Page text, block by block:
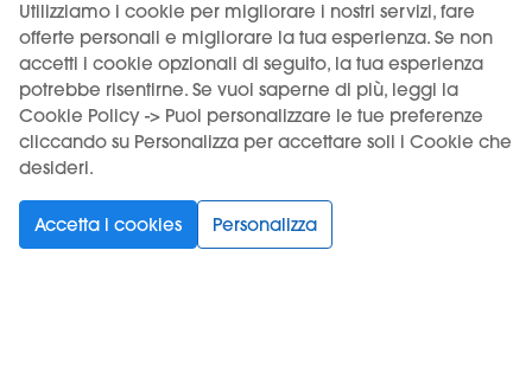
Non hai ancora un account
Crea il tuo account
Utilizziamo i cookie per migliorare i nostri servizi, fare
offerte personali e migliorare la tua esperienza. Se non
accetti i cookie opzionali di seguito, la tua esperienza
potrebbe risentirne. Se vuoi saperne di più, leggi la
Cookie Policy -> Puoi personalizzare le tue preferenze
cliccando su Personalizza per accettare soli i Cookie che
desideri.
Accetta i cookies Personalizza